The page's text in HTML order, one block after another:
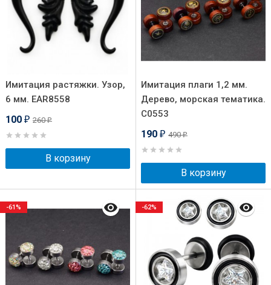
Имитация растяжки. Узор,
6 мм. EAR8558
100 ₽ 260₽
В корзину
Имитация плаги 1,2 мм.
Дерево, морская тематика.
C0553
190 ₽ 490₽
В корзину
-61% -62%